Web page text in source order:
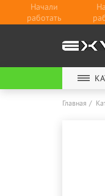
Начали
работать
Главная